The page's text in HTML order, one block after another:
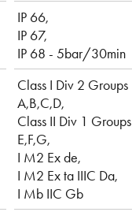
IP 66,
IP 67,
IP 68 - 5bar/30min
Class I Div 2 Groups
A,B,C,D,
Class II Div 1 Groups
E,F,G,
I M2 Ex de,
I M2 Ex ta IIIC Da,
I Mb IIC Gb